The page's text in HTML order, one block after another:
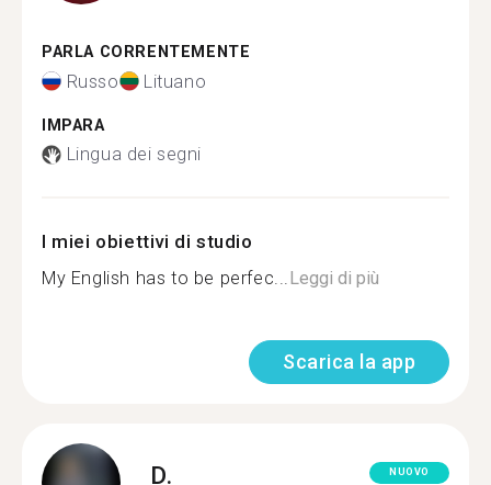
PARLA CORRENTEMENTE
Russo Lituano
IMPARA
Lingua dei segni
I miei obiettivi di studio
My English has to be perfec...Leggi di più
Scarica la app
D. NUOVO